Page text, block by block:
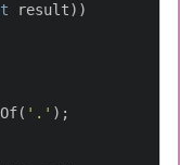
result))
'.' );